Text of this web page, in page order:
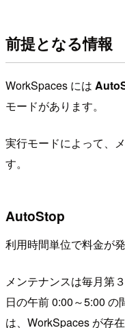
前提となる情報
WorkSpaces には
モードがあります。
実行モードによって、
す。
AutoStop
利用時間単位で料金が発
メンテナンスは毎月第
日の午前 0:00～5:00
は、WorkSpaces が存